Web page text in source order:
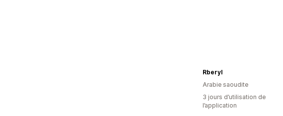
Rberyl
Arabie saoudite
3 jours d’utilisation de
l’application